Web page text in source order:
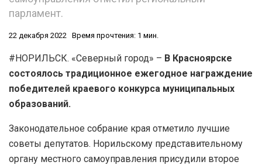
парламент.
22 декабря 2022 Время прочтения: 1 мин.
#НОРИЛЬСК. «Северный город» – В Красноярске
состоялось традиционное ежегодное награждение
победителей краевого конкурса муниципальных
образований.
Законодательное собрание края отметило лучшие
советы депутатов. Норильскому представительному
органу местного самоуправления присудили второе